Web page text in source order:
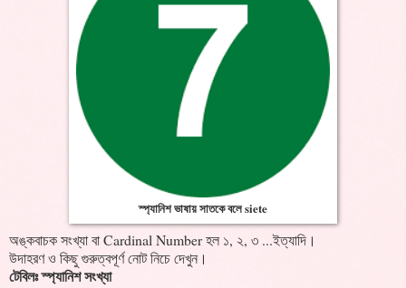
স্প্যানিশ ভাষায় সাতকে বলে siete
অঙ্কবাচক সংখ্যা বা Cardinal Number হল ১, ২, ৩ ...ইত্যাদি।
উদাহরণ ও কিছু গুরুত্বপূর্ণ নোট নিচে দেখুন।
টেবিলঃ স্প্যানিশ সংখ্যা